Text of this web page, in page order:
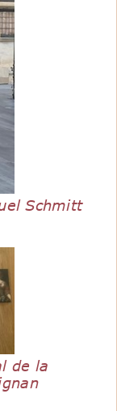
Schmitt
de la